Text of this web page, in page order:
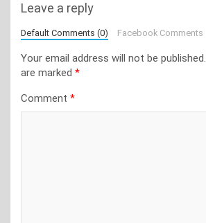
Leave a reply
Default Comments (0) Facebook Comments
Your email address will not be published.
are marked *
Comment *